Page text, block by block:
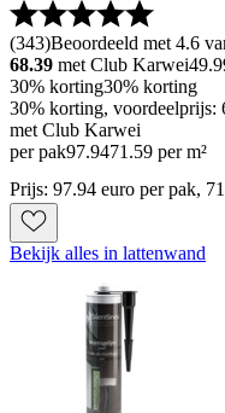
(343)Beoordeeld met 4.6
68.39 met Club Karwei
30% korting30% korting
30% korting, voordeelprijs:
met Club Karwei
per pak97.9471.59 per m²
Prijs: 97.94 euro per pak,
Bekijk alles in lattenwand